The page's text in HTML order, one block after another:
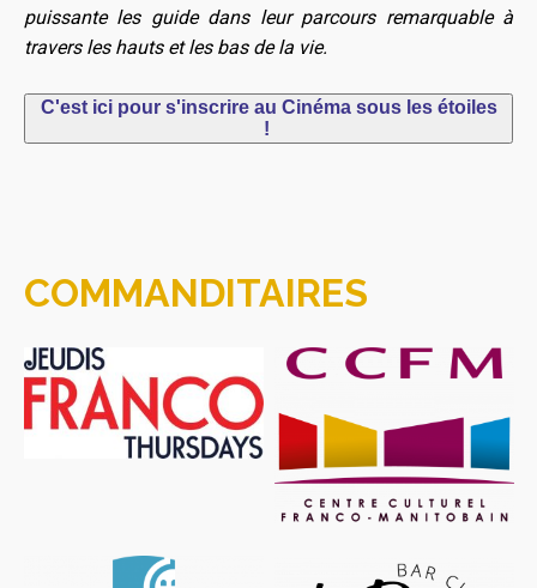
puissante les guide dans leur parcours remarquable à
travers les hauts et les bas de la vie.
C'est ici pour s'inscrire au Cinéma sous les étoiles
!
COMMANDITAIRES